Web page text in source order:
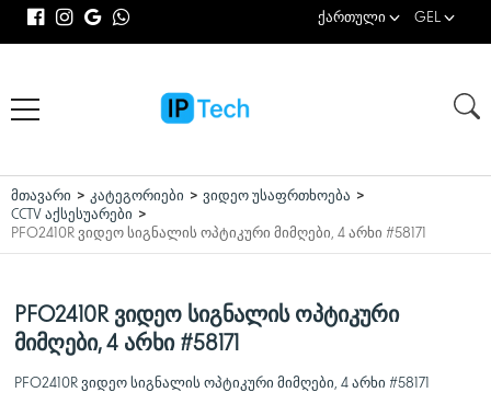
ქართული GEL
მთავარი კატეგორიები
ვიდეო უსაფრთხოება
CCTV აქსესუარები
PFO2410R ვიდეო სიგნალის ოპტიკური მიმღები, 4 არხი #58171
PFO2410R ვიდეო სიგნალის ოპტიკური
მიმღები, 4 არხი #58171
PFO2410R ვიდეო სიგნალის ოპტიკური მიმღები, 4 არხი #58171